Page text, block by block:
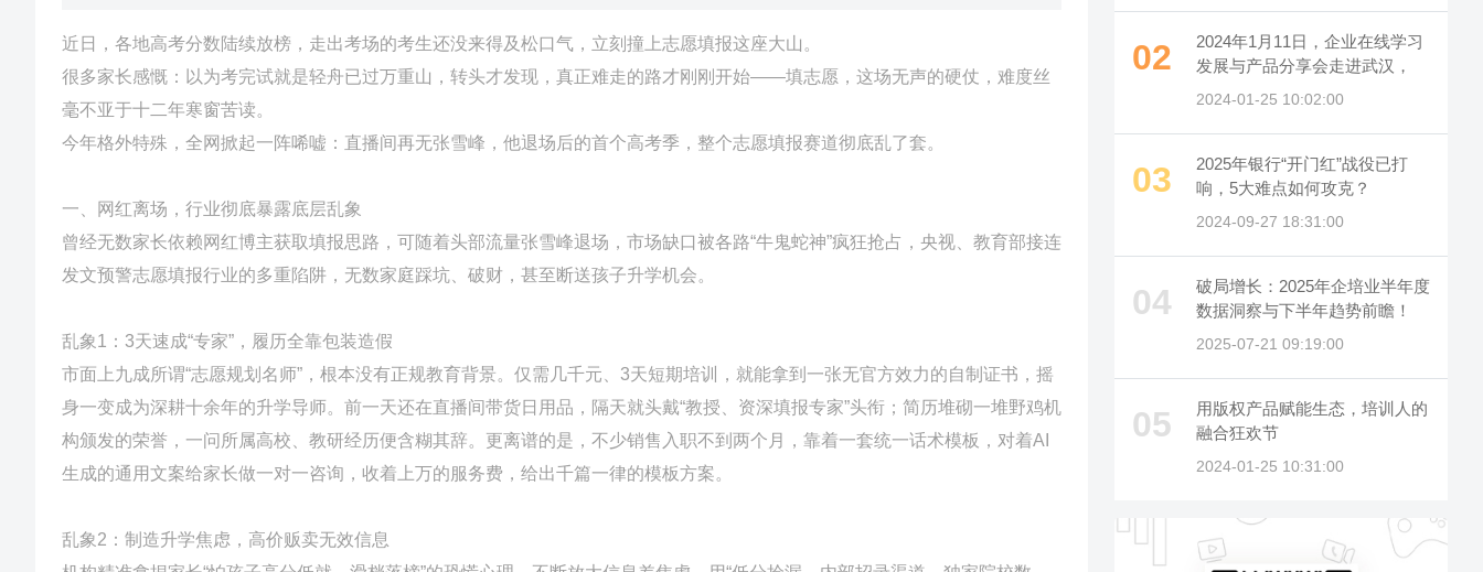
近日，各地高考分数陆续放榜，走出考场的考生还没来得及松口气，立刻撞上志愿填报这座大山。
很多家长感慨：以为考完试就是轻舟已过万重山，转头才发现，真正难走的路才刚刚开始——填志愿，这场无声的硬仗，难度丝
毫不亚于十二年寒窗苦读。
今年格外特殊，全网掀起一阵唏嘘：直播间再无张雪峰，他退场后的首个高考季，整个志愿填报赛道彻底乱了套。
一、网红离场，行业彻底暴露底层乱象
曾经无数家长依赖网红博主获取填报思路，可随着头部流量张雪峰退场，市场缺口被各路“牛鬼蛇神”疯狂抢占，央视、教育部接连
发文预警志愿填报行业的多重陷阱，无数家庭踩坑、破财，甚至断送孩子升学机会。
乱象1：3天速成“专家”，履历全靠包装造假
市面上九成所谓“志愿规划名师”，根本没有正规教育背景。仅需几千元、3天短期培训，就能拿到一张无官方效力的自制证书，摇
身一变成为深耕十余年的升学导师。前一天还在直播间带货日用品，隔天就头戴“教授、资深填报专家”头衔；简历堆砌一堆野鸡机
构颁发的荣誉，一问所属高校、教研经历便含糊其辞。更离谱的是，不少销售入职不到两个月，靠着一套统一话术模板，对着AI
生成的通用文案给家长做一对一咨询，收着上万的服务费，给出千篇一律的模板方案。
乱象2：制造升学焦虑，高价贩卖无效信息
02
2024年1月11日，企业在线学习
发展与产品分享会走进武汉，
2024-01-25 10:02:00
03
2025年银行“开门红”战役已打
响，5大难点如何攻克？
2024-09-27 18:31:00
04
破局增长：2025年企培业半年度
数据洞察与下半年趋势前瞻！
2025-07-21 09:19:00
05
用版权产品赋能生态，培训人的
融合狂欢节
2024-01-25 10:31:00